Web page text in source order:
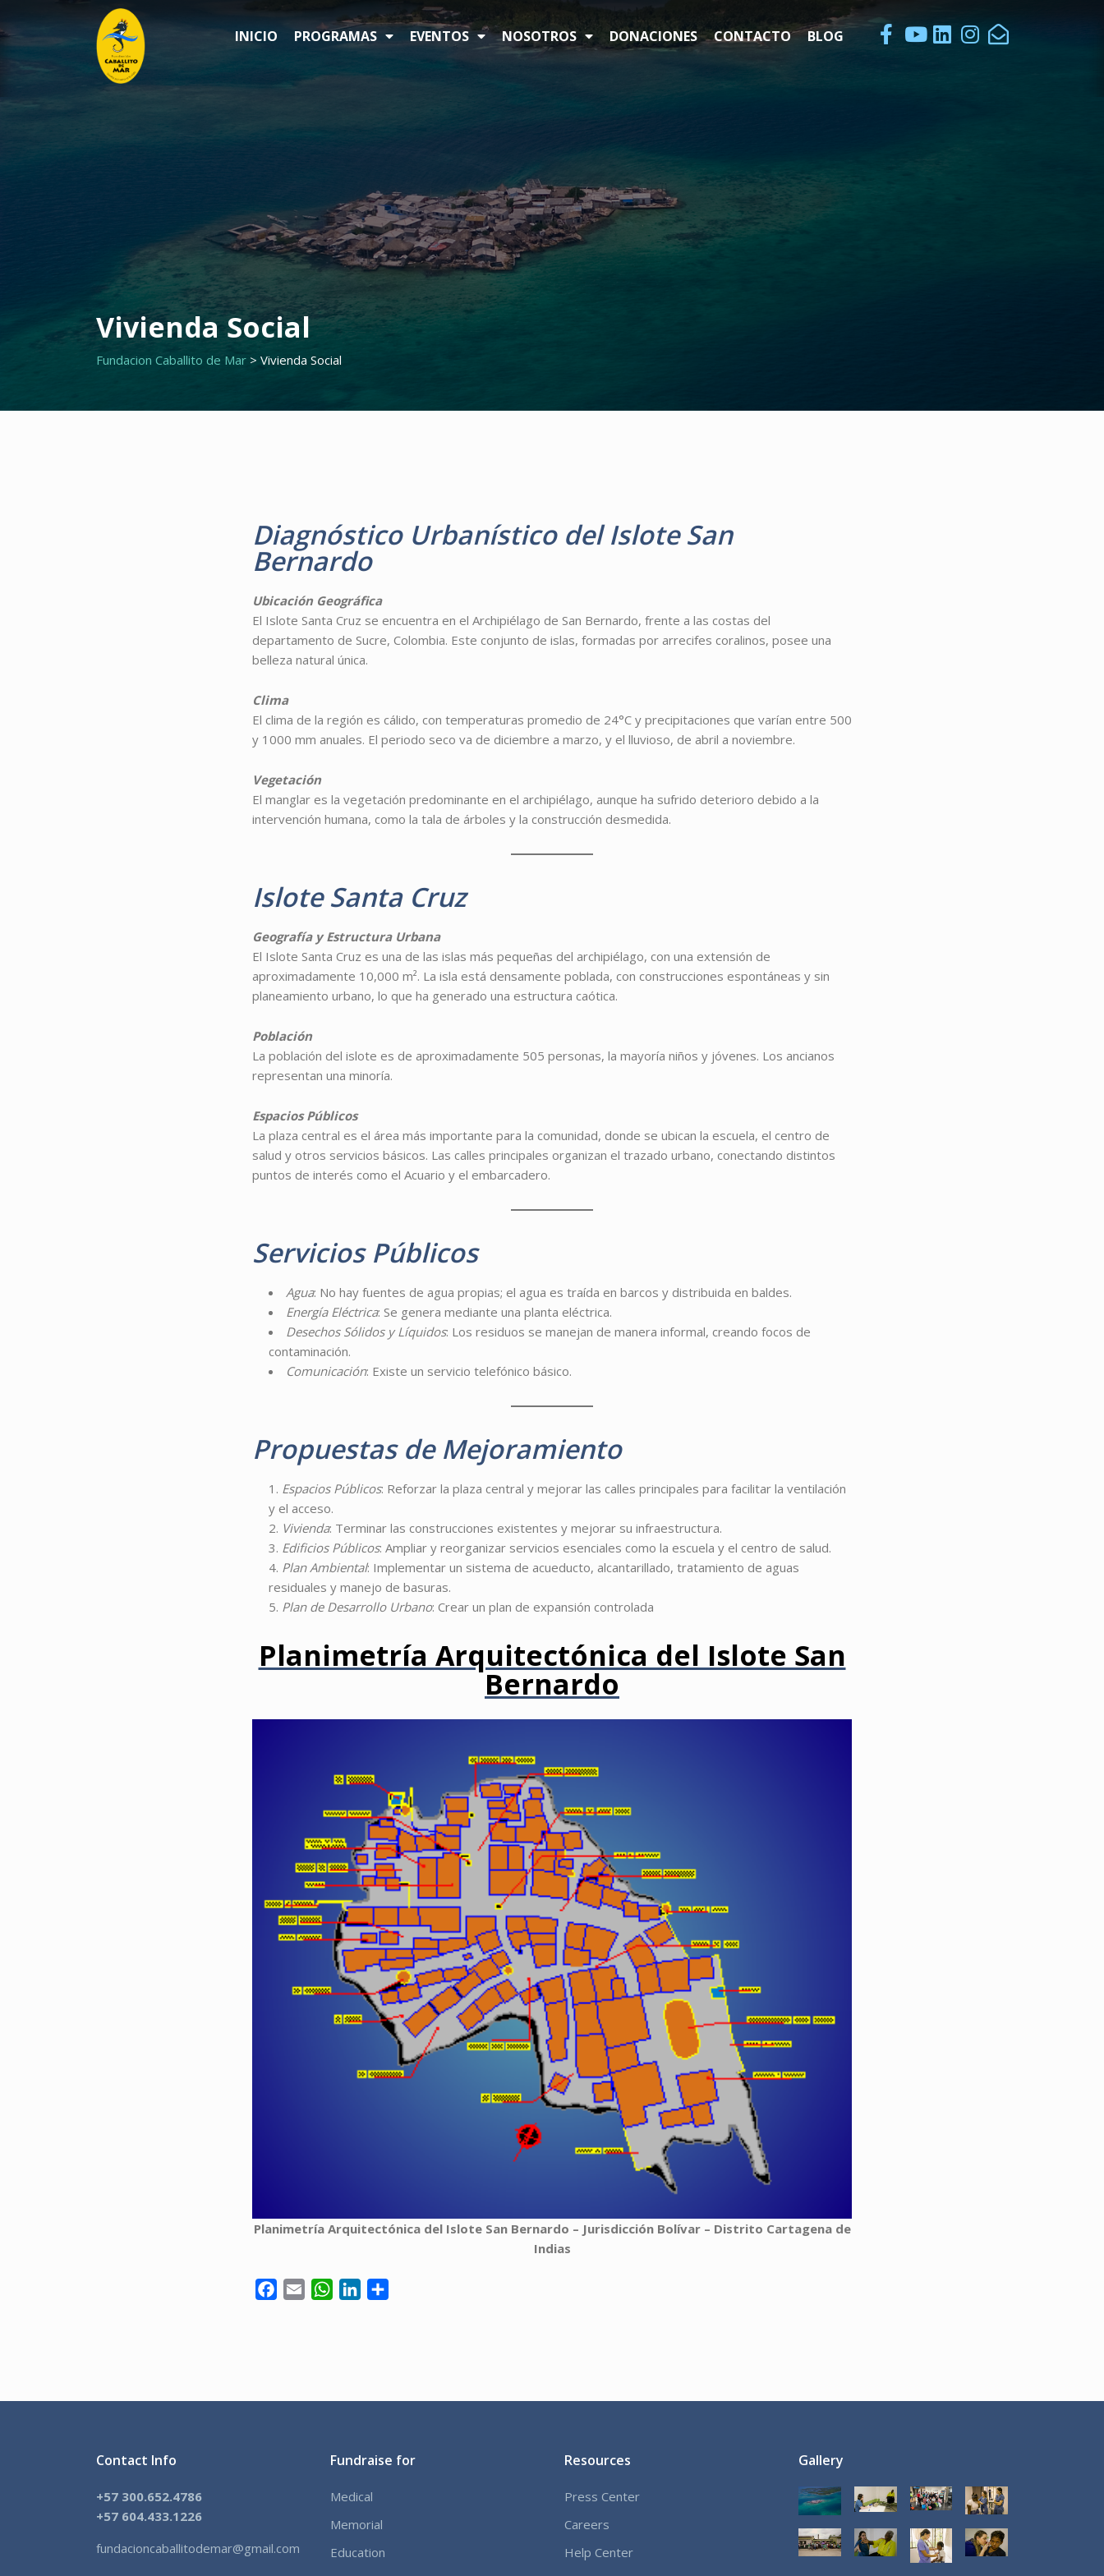
al
contenido
INICIO PROGRAMAS EVENTOS NOSOTROS DONACIONES CONTACTO BLOG
Vivienda Social
Fundacion Caballito de Mar > Vivienda Social
Diagnóstico Urbanístico del Islote San
Bernardo
Ubicación Geográfica
El Islote Santa Cruz se encuentra en el Archipiélago de San Bernardo, frente a las costas del
departamento de Sucre, Colombia. Este conjunto de islas, formadas por arrecifes coralinos, posee una
belleza natural única.
Clima
El clima de la región es cálido, con temperaturas promedio de 24°C y precipitaciones que varían entre 500
y 1000 mm anuales. El periodo seco va de diciembre a marzo, y el lluvioso, de abril a noviembre.
Vegetación
El manglar es la vegetación predominante en el archipiélago, aunque ha sufrido deterioro debido a la
intervención humana, como la tala de árboles y la construcción desmedida.
Islote Santa Cruz
Geografía y Estructura Urbana
El Islote Santa Cruz es una de las islas más pequeñas del archipiélago, con una extensión de
aproximadamente 10,000 m². La isla está densamente poblada, con construcciones espontáneas y sin
planeamiento urbano, lo que ha generado una estructura caótica.
Población
La población del islote es de aproximadamente 505 personas, la mayoría niños y jóvenes. Los ancianos
representan una minoría.
Espacios Públicos
La plaza central es el área más importante para la comunidad, donde se ubican la escuela, el centro de
salud y otros servicios básicos. Las calles principales organizan el trazado urbano, conectando distintos
puntos de interés como el Acuario y el embarcadero.
Servicios Públicos
Agua: No hay fuentes de agua propias; el agua es traída en barcos y distribuida en baldes.
Energía Eléctrica: Se genera mediante una planta eléctrica.
Desechos Sólidos y Líquidos: Los residuos se manejan de manera informal, creando focos de
contaminación.
Comunicación: Existe un servicio telefónico básico.
Propuestas de Mejoramiento
Espacios Públicos: Reforzar la plaza central y mejorar las calles principales para facilitar la ventilación
y el acceso.
Vivienda: Terminar las construcciones existentes y mejorar su infraestructura.
Edificios Públicos: Ampliar y reorganizar servicios esenciales como la escuela y el centro de salud.
Plan Ambiental: Implementar un sistema de acueducto, alcantarillado, tratamiento de aguas
residuales y manejo de basuras.
Plan de Desarrollo Urbano: Crear un plan de expansión controlada
Planimetría Arquitectónica del Islote San
Bernardo
Planimetría Arquitectónica del Islote San Bernardo – Jurisdicción Bolívar – Distrito Cartagena de
Indias
Facebook
Email WhatsAppLinkedIn
Contact Info
+57 300.652.4786
+57 604.433.1226
fundacioncaballitodemar@gmail.com
Fundraise for
Medical
Memorial
Education
Resources
Press Center
Careers
Help Center
Gallery